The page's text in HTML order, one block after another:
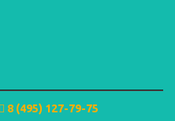
8 (495) 127-79-75